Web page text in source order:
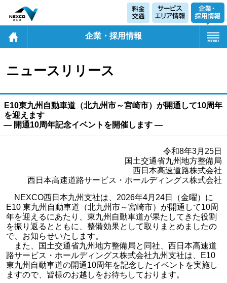
企業・採用情報
ニュースリリース
E10東九州自動車道（北九州市～宮崎市）が開通して10周年
を迎えます
― 開通10周年記念イベントを開催します ―
令和8年3月25日
国土交通省九州地方整備局
西日本高速道路株式会社
西日本高速道路サービス・ホールディングス株式会社
NEXCO西日本九州支社は、2026年4月24日（金曜）に
E10 東九州自動車道（北九州市～宮崎市）が開通して10周
年を迎えるにあたり、東九州自動車道が果たしてきた役割
を振り返るとともに、整備効果として取りまとめましたの
で、お知らせいたします。
また、国土交通省九州地方整備局と同社、西日本高速道
路サービス・ホールディングス株式会社九州支社は、E10
東九州自動車道の開通10周年を記念したイベントを実施し
ますので、皆様のお越しをお待ちしております。